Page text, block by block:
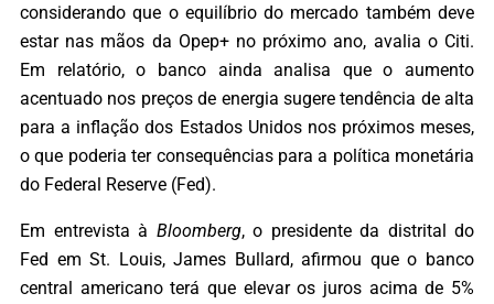
considerando que o equilíbrio do mercado também deve
estar nas mãos da Opep+ no próximo ano, avalia o Citi.
Em relatório, o banco ainda analisa que o aumento
acentuado nos preços de energia sugere tendência de alta
para a inflação dos Estados Unidos nos próximos meses,
o que poderia ter consequências para a política monetária
do Federal Reserve (Fed).
Em entrevista à Bloomberg, o presidente da distrital do
Fed em St. Louis, James Bullard, afirmou que o banco
central americano terá que elevar os juros acima de 5%